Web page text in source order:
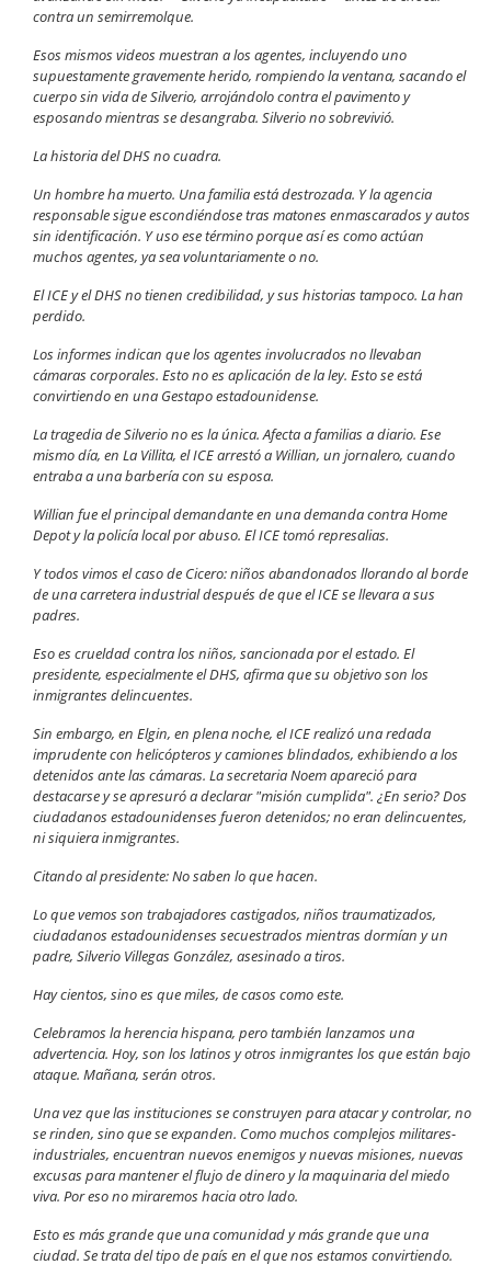
contra un semirremolque.
Esos mismos videos muestran a los agentes, incluyendo uno
supuestamente gravemente herido, rompiendo la ventana, sacando el
cuerpo sin vida de Silverio, arrojándolo contra el pavimento y
esposando mientras se desangraba. Silverio no sobrevivió.
La historia del DHS no cuadra.
Un hombre ha muerto. Una familia está destrozada. Y la agencia
responsable sigue escondiéndose tras matones enmascarados y autos
sin identificación. Y uso ese término porque así es como actúan
muchos agentes, ya sea voluntariamente o no.
El ICE y el DHS no tienen credibilidad, y sus historias tampoco. La han
perdido.
Los informes indican que los agentes involucrados no llevaban
cámaras corporales. Esto no es aplicación de la ley. Esto se está
convirtiendo en una Gestapo estadounidense.
La tragedia de Silverio no es la única. Afecta a familias a diario. Ese
mismo día, en La Villita, el ICE arrestó a Willian, un jornalero, cuando
entraba a una barbería con su esposa.
Willian fue el principal demandante en una demanda contra Home
Depot y la policía local por abuso. El ICE tomó represalias.
Y todos vimos el caso de Cicero: niños abandonados llorando al borde
de una carretera industrial después de que el ICE se llevara a sus
padres.
Eso es crueldad contra los niños, sancionada por el estado. El
presidente, especialmente el DHS, afirma que su objetivo son los
inmigrantes delincuentes.
Sin embargo, en Elgin, en plena noche, el ICE realizó una redada
imprudente con helicópteros y camiones blindados, exhibiendo a los
detenidos ante las cámaras. La secretaria Noem apareció para
destacarse y se apresuró a declarar "misión cumplida". ¿En serio? Dos
ciudadanos estadounidenses fueron detenidos; no eran delincuentes,
ni siquiera inmigrantes.
Citando al presidente: No saben lo que hacen.
Lo que vemos son trabajadores castigados, niños traumatizados,
ciudadanos estadounidenses secuestrados mientras dormían y un
padre, Silverio Villegas González, asesinado a tiros.
Hay cientos, sino es que miles, de casos como este.
Celebramos la herencia hispana, pero también lanzamos una
advertencia. Hoy, son los latinos y otros inmigrantes los que están bajo
ataque. Mañana, serán otros.
Una vez que las instituciones se construyen para atacar y controlar, no
se rinden, sino que se expanden. Como muchos complejos militares-
industriales, encuentran nuevos enemigos y nuevas misiones, nuevas
excusas para mantener el flujo de dinero y la maquinaria del miedo
viva. Por eso no miraremos hacia otro lado.
Esto es más grande que una comunidad y más grande que una
ciudad. Se trata del tipo de país en el que nos estamos convirtiendo.